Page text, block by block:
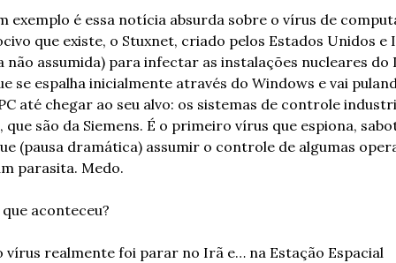
exemplo é essa notícia absurda sobre o vírus de
que existe, o Stuxnet, criado pelos Estados Unidos e
não assumida) para infectar as instalações nucleares do
se espalha inicialmente através do Windows e vai
até chegar ao seu alvo: os sistemas de controle
são da Siemens. É o primeiro vírus que espiona,
(pausa dramática) assumir o controle de algumas
parasita. Medo.
aconteceu?
vírus realmente foi parar no Irã e… na Estação Espacial